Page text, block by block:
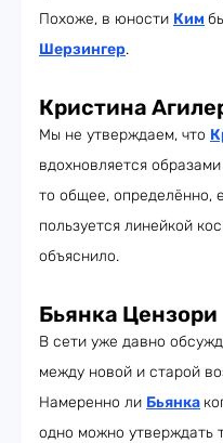
Похоже, в юности Ким
Шерзингер.
Кристина
Мы не утверждаем, что
вдохновляется
то общее, определённо,
пользуется линейкой
объяснило.
Бьянка Цензори
В сети уже давно
между новой и старой
Намеренно ли Бьянка
одно можно утверждать